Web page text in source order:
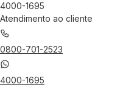
4000-1695
Atendimento ao cliente
0800-701-2523
4000-1695